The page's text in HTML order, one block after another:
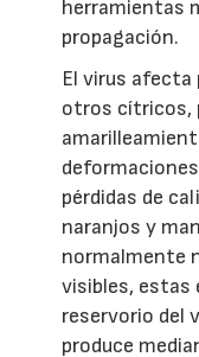
herramientas
propagación.
El virus
otros cítricos,
pérdidas de
naranjos y
normalmente
visibles, estas
reservorio del
produce